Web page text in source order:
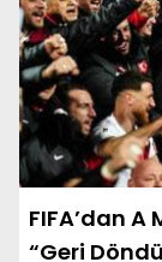
FIFA’dan A
“Geri